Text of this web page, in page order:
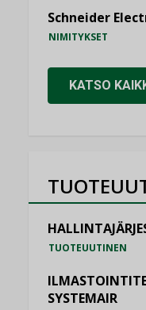
Schneider
NIMITYKSET
KATSO
TUOTEUUTINEN
SYSTEMAIR